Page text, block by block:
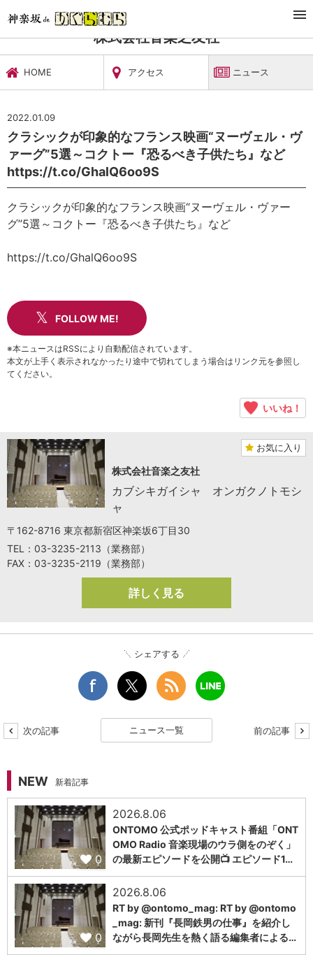
文化施設・ギャラリー
株式会社音楽之友社
HOME アクセス ニュース
2022.01.09
クラシックが印象的なフランス映画“ヌーヴェル・ヴ
ァーグ”5選～コクトー『恐るべき子供たち』など
https://t.co/GhalQ6oo9S
クラシックが印象的なフランス映画“ヌーヴェル・ヴァー
グ”5選～コクトー『恐るべき子供たち』など
https://t.co/GhalQ6oo9S
FOLLOW ME!
※本ニュースはRSSにより自動配信されています。
本文が上手く表示されなかったり途中で切れてしまう場合はリンク元を参照し
てください。
いいね！
お気に入り
株式会社音楽之友社
カブシキガイシャ オンガクノトモシ
ャ
〒162-8716 東京都新宿区神楽坂6丁目30
TEL：03-3235-2113（業務部）
FAX：03-3235-2119（業務部）
詳しく見る
シェアする
次の記事 ニュース一覧 前の記事
NEW 新着記事
0
2026.8.06
ONTOMO 公式ポッドキャスト番組「ONT
OMO Radio 音楽現場のウラ側をのぞく」
の最新エピソードを公開📺 エピソード1…
0
2026.8.06
RT by @ontomo_mag: RT by @ontomo
_mag: 新刊『長岡鉄男の仕事』を紹介し
ながら長岡先生を熱く語る編集者による…